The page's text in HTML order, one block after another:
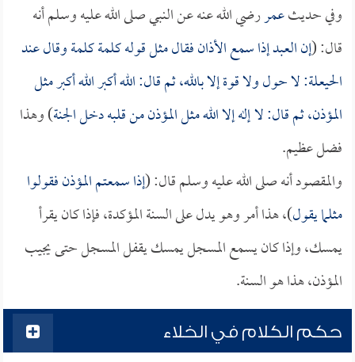
وفي حديثعمررضي الله عنه عن النبي صلى الله عليه وسلم أنه
قال: (إن العبد إذا سمع الأذان فقال مثل قوله كلمة كلمة وقال عند
الحيعلة: لا حول ولا قوة إلا بالله، ثم قال: الله أكبر الله أكبر مثل
المؤذن، ثم قال: لا إله إلا الله مثل المؤذن من قلبه دخل الجنة) وهذا
فضل عظيم.
والمقصود أنه صلى الله عليه وسلم قال: (إذا سمعتم المؤذن فقولوا
مثلما يقول)، هذا أمر وهو يدل على السنة المؤكدة، فإذا كان يقرأ
يمسك، وإذا كان يسمع المسجل يمسك يقفل المسجل حتى يجيب
المؤذن، هذا هو السنة.
حكم الكلام في الخلاء